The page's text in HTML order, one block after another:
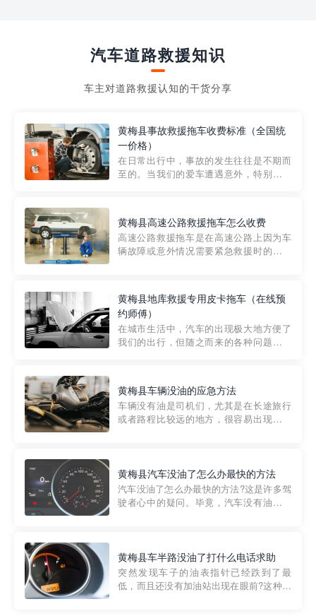
汽车道路救援知识
车主对道路救援认知的干货分享
黄梅县事故救援拖车收费标准（全国统
一价格）
在日常出行中，事故的发生往往是不期而
至的。当我们的爱车遭遇意外，特别是在
细解析一下市区事故救援拖车的收费标
准，以及在选用拖车服务时应注...
黄梅县高速公路救援拖车怎么收费
高速公路救援拖车是在高速公路上因为车
辆故障或意外情况需要紧急救援时的必备
路救援拖车的收费标准是由当地交通管理
部门制定的。起步价通...
黄梅县地库救援专用皮卡拖车（在线预
约师傅）
在城市生活中，汽车的出现极大地方便了
我们的出行，但随之而来的各种问题也让
紧急情况下，我们需要一种高效可靠的救
援方式。而这时，地库救援专...
黄梅县车辆没油的应急方法
车辆没有油是司机们，尤其是在长途旅行
或者路程比较远的地方，很容易出现这种
的送油师傅，解决没油的紧急情况。 首
先，让我们来了解一下穿...
黄梅县汽车没油了怎么办最快的方法
汽车没油了怎么办最快的方法?这是许多驾
驶者心中的疑问。毕竟，汽车没有油就无
越者小程序是一款专门解决汽车没油问题
的在线服务平台。通过...
黄梅县车半路没油了打什么电话求助
突然发现车子的油表指针已经跌到了最
低，而且还没有加油站出现在眼前?这种情